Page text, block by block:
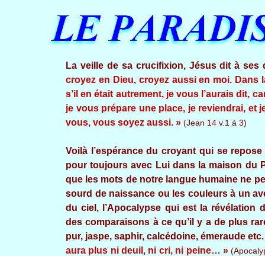
La veille de sa crucifixion, Jésus dit à
croyez en Dieu, croyez aussi en moi.
s’il en était autrement, je vous l’aurais dit,
je vous prépare une place, je reviendrai, et
vous, vous soyez aussi. » (Jean 14 v.1 à 3)
Voilà l’espérance du croyant qui se
pour toujours avec Lui dans la maison du
que les mots de notre langue humaine ne
sourd de naissance ou les couleurs à un
du ciel, l’Apocalypse qui est la révélation
des comparaisons à ce qu’il y a de plus
pur, jaspe, saphir, calcédoine, émeraude
aura plus ni deuil, ni cri, ni peine… »